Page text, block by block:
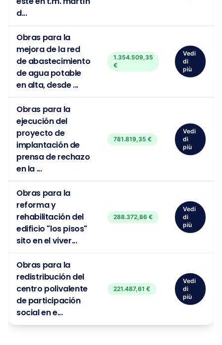
d...
Obras para la
mejora de la red
de abastecimiento
de agua potable
en alta, desde ...
1.354.509,35
€
Vedi
di
più
Obras para la
ejecución del
proyecto de
implantación de
prensa de rechazo
en la ...
781.819,35 €
Vedi
di
più
Obras para la
reforma y
rehabilitación del
edificio "los pisos"
sito en el viver...
288.372,86 €
Vedi
di
più
Obras para la
redistribución del
centro polivalente
de participación
social en e...
221.487,61 €
Vedi
di
più